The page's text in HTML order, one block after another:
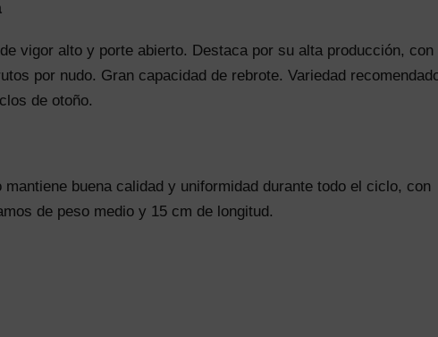
vigor alto y porte abierto. Destaca por su alta producción, con
por nudo. Gran capacidad de rebrote. Variedad
de otoño.
mantiene buena calidad y uniformidad durante todo el ciclo, con
de peso medio y 15 cm de longitud.